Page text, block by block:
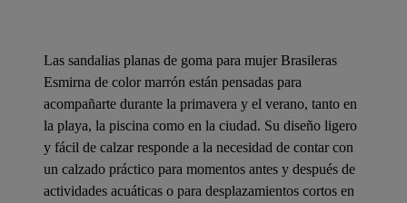
Las sandalias planas de goma para mujer Brasileras
Esmirna de color marrón están pensadas para
acompañarte durante la primavera y el verano, tanto en
la playa, la piscina como en la ciudad. Su diseño ligero
y fácil de calzar responde a la necesidad de contar con
un calzado práctico para momentos antes y después de
actividades acuáticas o para desplazamientos cortos en